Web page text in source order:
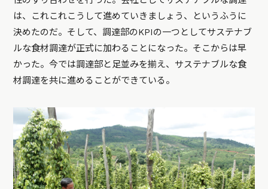
は、これこれこうして進めていきましょう、というふうに
決めたのだ。そして、調達部のKPIの一つとしてサステナブ
ルな食材調達が正式に加わることになった。そこからは早
かった。今では調達部と足並みを揃え、サステナブルな食
材調達を共に進めることができている。